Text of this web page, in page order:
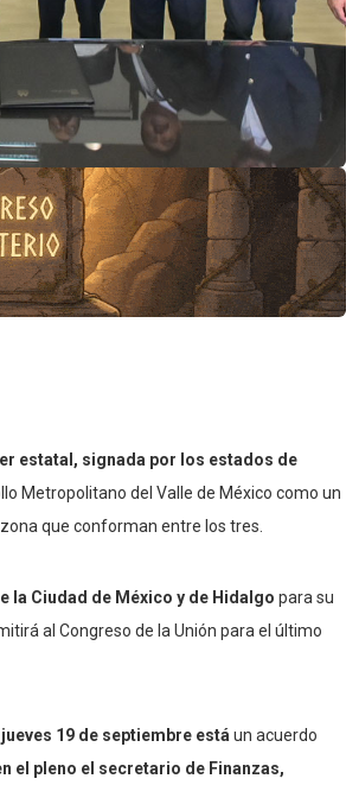
estatal, signada por los estados de
Metropolitano del Valle de México como un
que conforman entre los tres.
la Ciudad de México y de Hidalgo para su
al Congreso de la Unión para el último
19 de septiembre está un acuerdo
el pleno el secretario de Finanzas,